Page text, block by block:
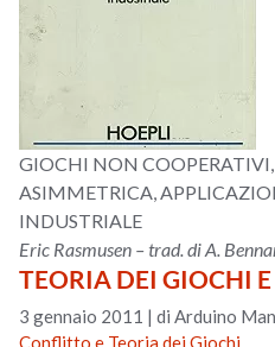
GIOCHI NON
ASIMMETRICA,
INDUSTRIALE
Eric Rasmusen – trad. di A.
TEORIA DEI GIOCHI
3 gennaio 2011 |di Arduino
Conflitto e Teoria dei Giochi